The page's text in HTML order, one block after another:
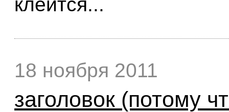
18 ноября 2011
заголовок (потому